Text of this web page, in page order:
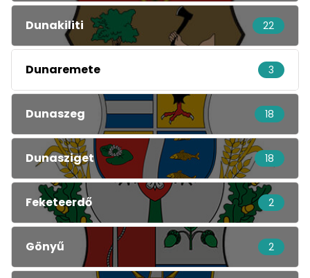
Dunakiliti 22
Dunaremete 3
Dunaszeg 18
Dunasziget 18
Feketeerdő 2
Gönyű 2